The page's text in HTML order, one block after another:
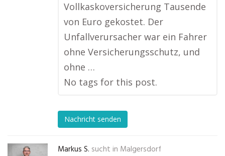
Vollkaskoversicherung Tausende
von Euro gekostet. Der
Unfallverursacher war ein Fahrer
ohne Versicherungsschutz, und
ohne …
No tags for this post.
Nachricht senden
Markus S. sucht in Malgersdorf